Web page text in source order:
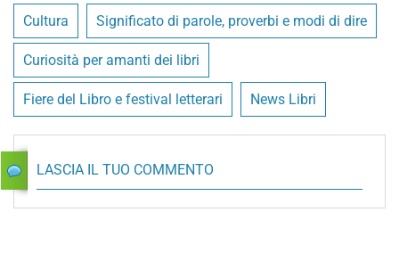
Cultura Significato di parole, proverbi e modi di dire
Curiosità per amanti dei libri
Fiere del Libro e festival letterari News Libri
LASCIA IL TUO COMMENTO